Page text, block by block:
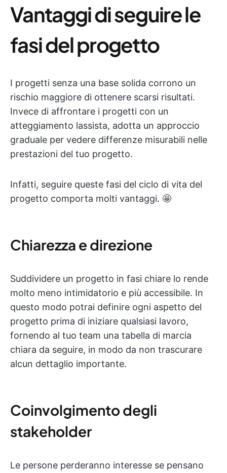
Vantaggi di seguire le
fasi del progetto
I progetti senza una base solida corrono un
rischio maggiore di ottenere scarsi risultati.
Invece di affrontare i progetti con un
atteggiamento lassista, adotta un approccio
graduale per vedere differenze misurabili nelle
prestazioni del tuo progetto.
Infatti, seguire queste fasi del ciclo di vita del
progetto comporta molti vantaggi. 🤩
Chiarezza e direzione
Suddividere un progetto in fasi chiare lo rende
molto meno intimidatorio e più accessibile. In
questo modo potrai definire ogni aspetto del
progetto prima di iniziare qualsiasi lavoro,
fornendo al tuo team una tabella di marcia
chiara da seguire, in modo da non trascurare
alcun dettaglio importante.
Coinvolgimento degli
stakeholder
Le persone perderanno interesse se pensano